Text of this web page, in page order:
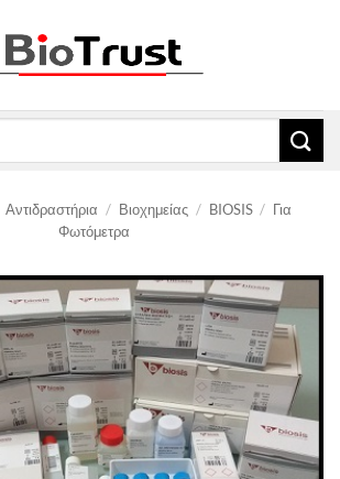
Αντιδραστήρια / Βιοχημείας / BIOSIS / Για
Φωτόμετρα